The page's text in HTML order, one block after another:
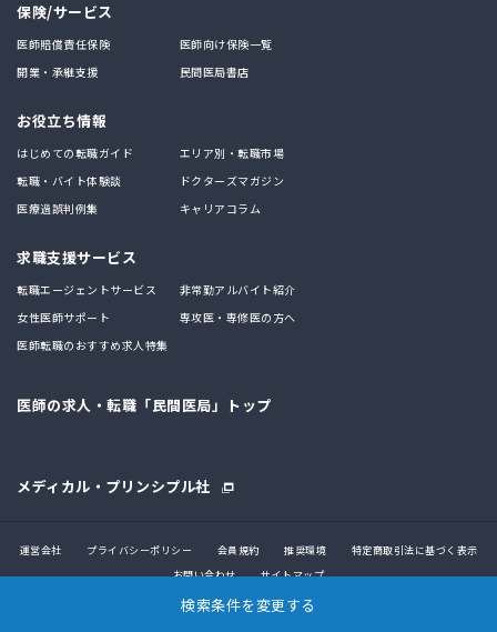
検索条件を変更する
保険/サービス
医師賠償責任保険
医師向け保険一覧
開業・承継支援
民間医局書店
お役立ち情報
はじめての転職ガイド
エリア別・転職市場
転職・バイト体験談
ドクターズマガジン
医療過誤判例集
キャリアコラム
求職支援サービス
転職エージェントサービス
非常勤アルバイト紹介
女性医師サポート
専攻医・専修医の方へ
医師転職のおすすめ求人特集
医師の求人・転職「民間医局」トップ
メディカル・プリンシプル社
運営会社 プライバシーポリシー 会員規約 推奨環境
特定商取引法に基づく表示
お問い合わせ
サイトマップ
© 2017 MEDICAL PRINCIPLE CO., LTD.